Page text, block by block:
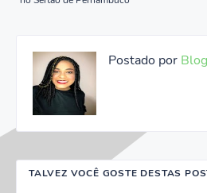
Postado por
TALVEZ VOCÊ GOSTE DESTAS